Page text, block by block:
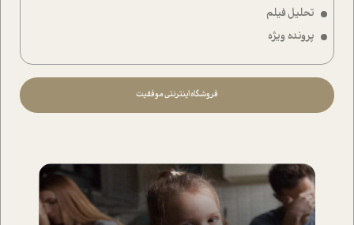
تحلیل فیلم
پرونده ویژه
فروشگاه اینترنتی موفقیت